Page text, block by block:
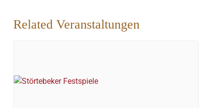
Related Veranstaltungen